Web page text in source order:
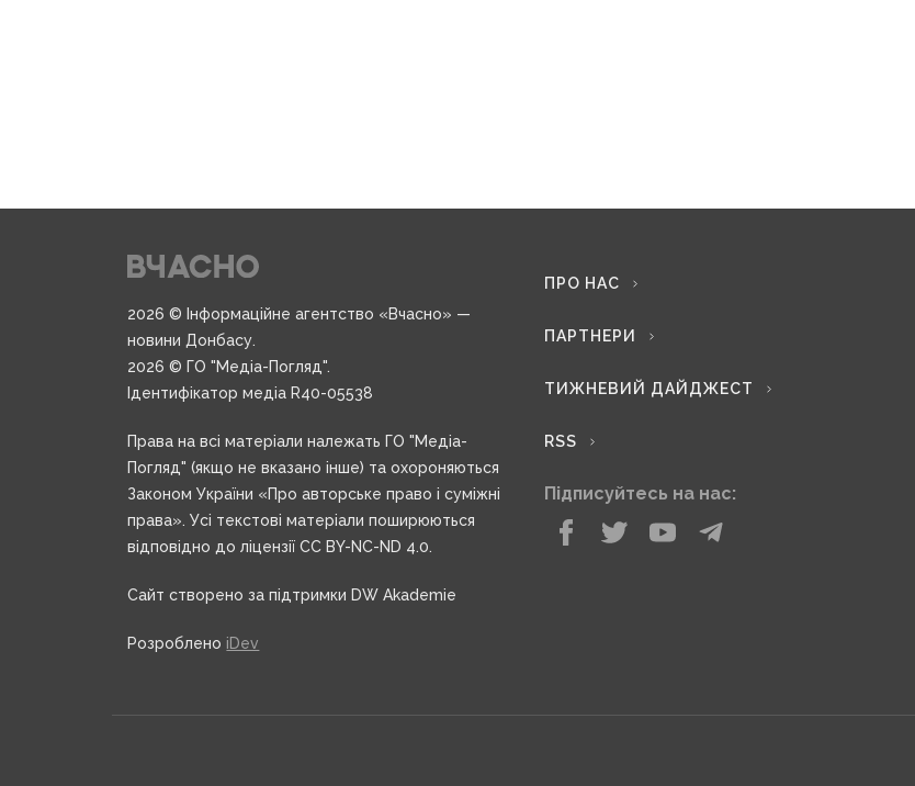
2026 © Інформаційне агентство «Вчасно» —
новини Донбасу.
2026 © ГО "Медіа-Погляд".
Ідентифікатор медіа R40-05538
Права на всі матеріали належать ГО "Медіа-
Погляд" (якщо не вказано інше) та охороняються
Законом України «Про авторське право і суміжні
права». Усі текстові матеріали поширюються
відповідно до ліцензії CC BY-NC-ND 4.0.
Сайт створено за підтримки DW Akademie
Розроблено iDev
ПРО НАС
ПАРТНЕРИ
ТИЖНЕВИЙ ДАЙДЖЕСТ
RSS
Підписуйтесь на нас: